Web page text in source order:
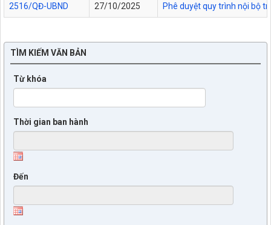
2516/QĐ-UBND 27/10/2025 Phê duyệt quy trình nội bộ
TÌM KIẾM VĂN BẢN
Từ khóa
Thời gian ban hành
Đến